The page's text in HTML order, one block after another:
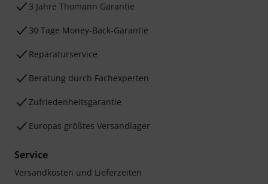
3 Jahre Thomann Garantie
30 Tage Money-Back-Garantie
Reparaturservice
Beratung durch Fachexperten
Zufriedenheitsgarantie
Europas größtes Versandlager
Service
Versandkosten und Lieferzeiten